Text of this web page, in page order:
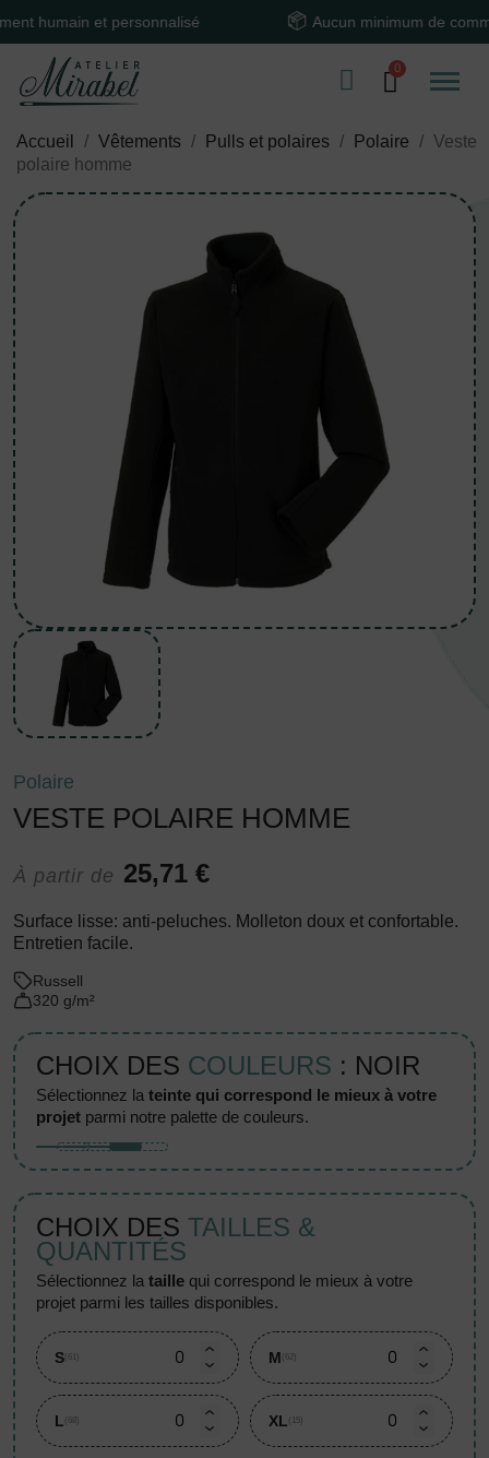
et personnalisé Aucun minimum de commande
Accueil Vêtements Pulls et polaires Polaire
Veste
polaire homme
Polaire
VESTE POLAIRE HOMME
À partir de 25,71 €
Surface lisse: anti-peluches. Molleton doux et confortable.
Entretien facile.
Russell
320 g/m²
CHOIX DES COULEURS : NOIR
sélectionnez lateinte qui correspond le mieux à votre
projet parmi notre palette de couleurs.
CHOIX DES TAILLES &
QUANTITÉS
sélectionnez lataille qui correspond le mieux à votre
projet parmi les tailles disponibles.
S (61) M (62)
L (68) XL (15)